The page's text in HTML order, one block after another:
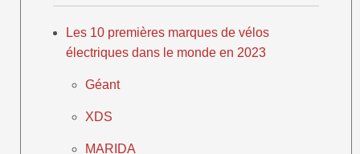
Les 10 premières marques de vélos
électriques dans le monde en 2023
Géant
XDS
MARIDA